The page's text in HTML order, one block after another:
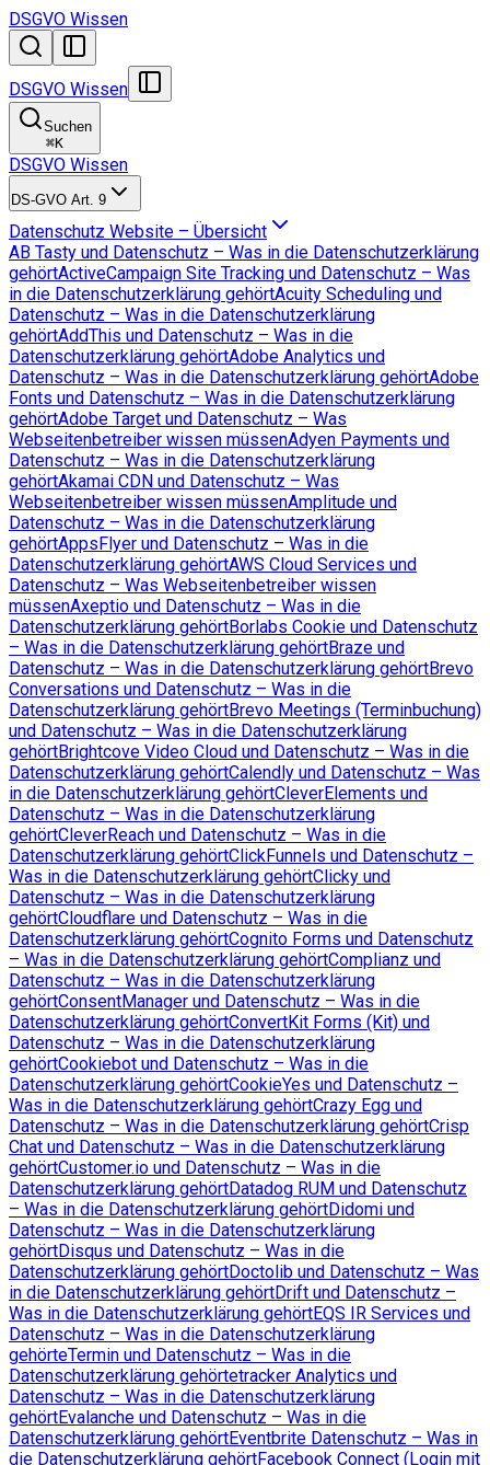
DSGVO Wissen
DSGVO Wissen
Suchen
⌘K
DSGVO Wissen
DS-GVO Art. 9
Datenschutz Website – Übersicht
AB Tasty und Datenschutz – Was in die Datenschutzerklärung
gehörtActiveCampaign Site Tracking und Datenschutz – Was
in die Datenschutzerklärung gehörtAcuity Scheduling und
Datenschutz – Was in die Datenschutzerklärung
gehörtAddThis und Datenschutz – Was in die
Datenschutzerklärung gehörtAdobe Analytics und
Datenschutz – Was in die Datenschutzerklärung gehörtAdobe
Fonts und Datenschutz – Was in die Datenschutzerklärung
gehörtAdobe Target und Datenschutz – Was
Webseitenbetreiber wissen müssenAdyen Payments und
Datenschutz – Was in die Datenschutzerklärung
gehörtAkamai CDN und Datenschutz – Was
Webseitenbetreiber wissen müssenAmplitude und
Datenschutz – Was in die Datenschutzerklärung
gehörtAppsFlyer und Datenschutz – Was in die
Datenschutzerklärung gehörtAWS Cloud Services und
Datenschutz – Was Webseitenbetreiber wissen
müssenAxeptio und Datenschutz – Was in die
Datenschutzerklärung gehörtBorlabs Cookie und Datenschutz
– Was in die Datenschutzerklärung gehörtBraze und
Datenschutz – Was in die Datenschutzerklärung gehörtBrevo
Conversations und Datenschutz – Was in die
Datenschutzerklärung gehörtBrevo Meetings (Terminbuchung)
und Datenschutz – Was in die Datenschutzerklärung
gehörtBrightcove Video Cloud und Datenschutz – Was in die
Datenschutzerklärung gehörtCalendly und Datenschutz – Was
in die Datenschutzerklärung gehörtCleverElements und
Datenschutz – Was in die Datenschutzerklärung
gehörtCleverReach und Datenschutz – Was in die
Datenschutzerklärung gehörtClickFunnels und Datenschutz –
Was in die Datenschutzerklärung gehörtClicky und
Datenschutz – Was in die Datenschutzerklärung
gehörtCloudflare und Datenschutz – Was in die
Datenschutzerklärung gehörtCognito Forms und Datenschutz
– Was in die Datenschutzerklärung gehörtComplianz und
Datenschutz – Was in die Datenschutzerklärung
gehörtConsentManager und Datenschutz – Was in die
Datenschutzerklärung gehörtConvertKit Forms (Kit) und
Datenschutz – Was in die Datenschutzerklärung
gehörtCookiebot und Datenschutz – Was in die
Datenschutzerklärung gehörtCookieYes und Datenschutz –
Was in die Datenschutzerklärung gehörtCrazy Egg und
Datenschutz – Was in die Datenschutzerklärung gehörtCrisp
Chat und Datenschutz – Was in die Datenschutzerklärung
gehörtCustomer.io und Datenschutz – Was in die
Datenschutzerklärung gehörtDatadog RUM und Datenschutz
– Was in die Datenschutzerklärung gehörtDidomi und
Datenschutz – Was in die Datenschutzerklärung
gehörtDisqus und Datenschutz – Was in die
Datenschutzerklärung gehörtDoctolib und Datenschutz – Was
in die Datenschutzerklärung gehörtDrift und Datenschutz –
Was in die Datenschutzerklärung gehörtEQS IR Services und
Datenschutz – Was in die Datenschutzerklärung
gehörteTermin und Datenschutz – Was in die
Datenschutzerklärung gehörtetracker Analytics und
Datenschutz – Was in die Datenschutzerklärung
gehörtEvalanche und Datenschutz – Was in die
Datenschutzerklärung gehörtEventbrite Datenschutz – Was in
die Datenschutzerklärung gehörtFacebook Connect (Login mit